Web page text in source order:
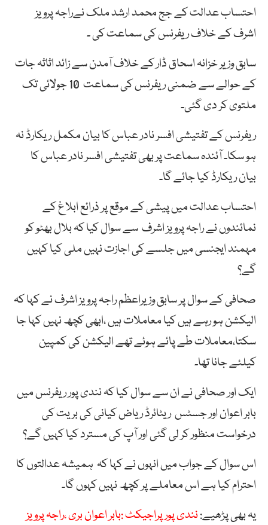
احتساب عدالت کے جج محمد ارشد ملک نےراجہ پرویز
اشرف کے خلاف ریفرنس کی سماعت کی ۔
سابق وزیر خزانہ اسحاق ڈار کے خلاف آمدن سے زائد اثاثہ جات
کے حوالے سے ضمنی ریفرنس کی سماعت 10 جولائی تک
ملتوی کر دی گئی۔
ریفرنس کے تفتیشی افسر نادر عباس کا بیان مکمل ریکارڈ نہ
ہو سکا۔ آئندہ سماعت پر بھی تفتیشی افسر نادر عباس کا
بیان ریکارڈ کیا جائے گا۔
احتساب عدالت میں پیشی کے موقع پر ذرائع ابلاغ کے
نمائندوں نے راجہ پرویز اشرف سے سوال کیا کہ بلال بھٹو کو
مہمند ایجنسی میں جلسے کی اجازت نہیں ملی کیا کہیں
گے؟
صحافی کے سوال پر سابق وزیراعظم راجہ پرویز اشرف نے کہا کہ
الیکشن ہو رہے ہیں کیا معاملات ہیں ،ابھی کچھ نہیں کہا جا
سکتا،معاملات طے پائے ہوئے تھے الیکشن کی کمپین
کیلئے جانا تھا۔
ایک اور صحافی نے ان سے سوال کیا کہ نندی پور ریفرنس میں
بابر اعوان اور جسٹس ریٹائرڈ ریاض کیانی کی بریت کی
درخواست منظور کر لی گئی اور آپ کی مسترد کیا کہیں گے؟
اس سوال کے جواب میں انہوں نے کہا کہ ہمیشہ عدالتوں کا
احترام کیا ہے اس معاملے پر کچھ نہیں کہوں گا۔
یہ بھی پڑھیے:نندی پور پراجیکٹ :بابر اعوان بری ،راجہ پرویز